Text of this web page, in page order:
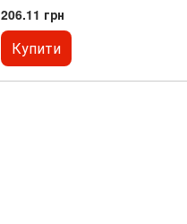
206.11 грн
Купити